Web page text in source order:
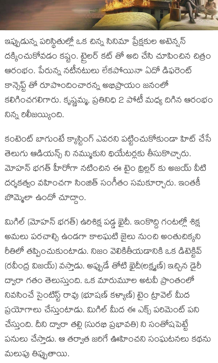
ఇప్పుడున్న పరిస్థితుల్లో ఒక చిన్న సినిమా ప్రేక్షకుల అటెన్షన్
దక్కించుకోవడం కష్టం. ట్రైలర్ కట్ తో అది చేసి చూపించిన చిత్రం
ఆరంభం. పేరున్న నటీనటులు లేకపోయినా ఏదో డిఫరెంట్
కాన్సెప్ట్ తో రూపొందించారన్న అభిప్రాయం జనంలో
కలిగించగలిగారు. కృష్ణమ్మ, ప్రతినిధి 2 పోటీ మధ్య దిగిన ఆరంభం
నిన్న రిలీజయ్యింది.
కంటెంట్ బాగుంటే క్యాస్టింగ్ ఎవరని పట్టించుకోకుండా హిట్ చేసే
తెలుగు ఆడియన్స్ ని నమ్ముకుని థియేటర్లకు తీసుకొచ్చారు.
మోహన్ భగత్ హీరోగా నటించిన ఈ టైం థ్రిల్లర్ కు అజయ్ వీటి
దర్శకత్వం వహించగా సింజిత్ సంగీతం సమకూర్చారు. ఇంతకీ
బొమ్మెలా ఉందో చూద్దాం.
మిగిల్ (మోహన్ భగత్) ఉరిశిక్ష పడ్డ ఖైదీ. ఇంకొద్ది గంటల్లో శిక్ష
అమలు పరచాల్సి ఉండగా కాలఘటి జైలు నుంచి అంతుచిక్కని
రీతిలో తప్పించుకుంటాడు. నిజం వెలికితీయడానికి ఒక డిటెక్టివ్
(రవీంద్ర విజయ్) వస్తాడు. అప్పుడే తోటి ఖైదీ(లక్ష్మణ్) ఇచ్చిన డైరీ
ద్వారా గతం తెలుస్తుంది. ఒక మారుమూల అటవీ ప్రాంతంలో
నివసించే సైంటిస్ట్ రావు (భూషణ్ కళ్యాణ్) టైం ట్రావెల్ మీద
ప్రయోగాలు చేస్తుంటాడు. మిగిల్ మీద ఈ ఎక్స్ పరిమెంట్ పని
చేస్తుంది. దీని ద్వారా తల్లి (సురభి ప్రభావతి) ని సంతోషపెట్టే
పనులు చేస్తాడు. ఆ తర్వాత జరిగే ఊహించని సంఘటనలు కథను
మలుపు తిప్పుతాయి.